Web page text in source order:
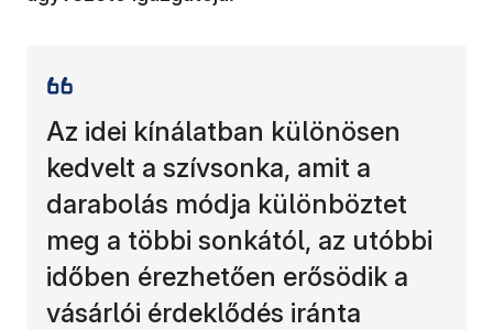
Az idei kínálatban különösen
kedvelt a szívsonka, amit a
darabolás módja különböztet
meg a többi sonkától, az utóbbi
időben érezhetően erősödik a
vásárlói érdeklődés iránta